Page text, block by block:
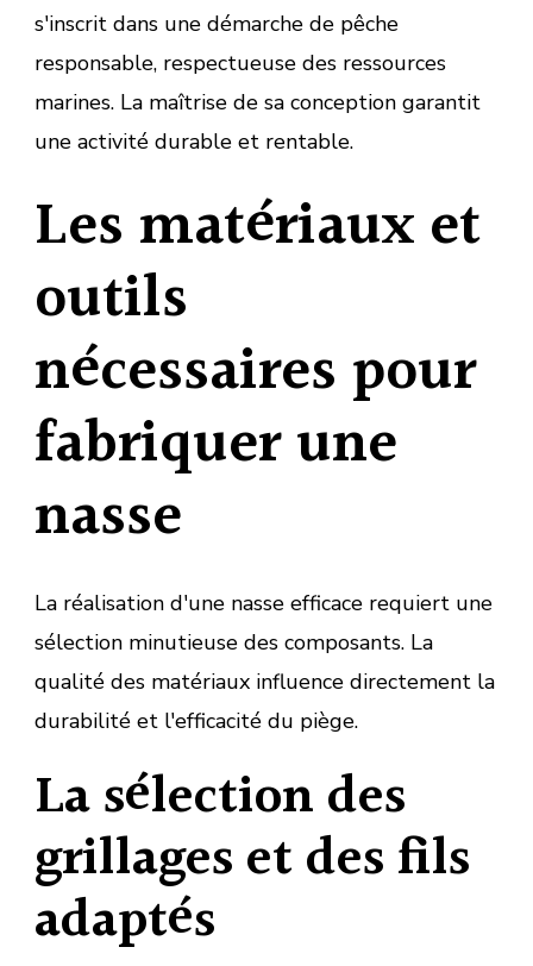
s'inscrit dans une démarche de pêche
responsable, respectueuse des ressources
marines. La maîtrise de sa conception garantit
une activité durable et rentable.
Les matériaux et
outils
nécessaires pour
fabriquer une
nasse
La réalisation d'une nasse efficace requiert une
sélection minutieuse des composants. La
qualité des matériaux influence directement la
durabilité et l'efficacité du piège.
La sélection des
grillages et des fils
adaptés